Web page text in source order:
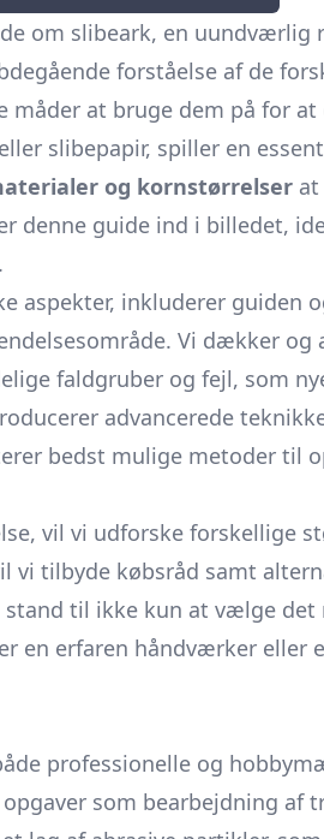
om slibeark, en
forståelse af de
måder at bruge dem på for
slibepapir, spiller en
og kornstørrelser
denne guide ind i billedet,
aspekter, inkluderer guiden
Vi dækker
faldgruber og fejl, som
advancerede
bedst mulige metoder til
vil vi udforske forskellige
vi tilbyde købsråd samt
til ikke kun at vælge
en erfaren håndværker
professionelle og
som bearbejdning